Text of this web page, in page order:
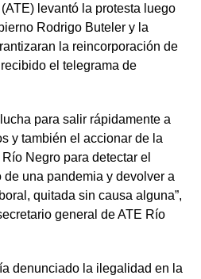
levantó la protesta luego
Rodrigo Buteler y la
la reincorporación de
el telegrama de
para salir rápidamente a
y también el accionar de la
Negro para detectar el
una pandemia y devolver a
quitada sin causa alguna”,
general de ATE Río
denunciado la ilegalidad en la